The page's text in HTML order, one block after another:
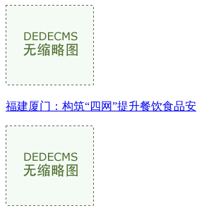
福建厦门：构筑“四网”提升餐饮食品安